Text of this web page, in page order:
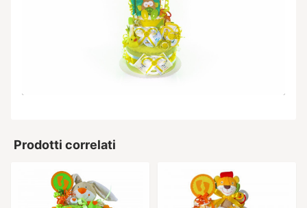
Prodotti correlati